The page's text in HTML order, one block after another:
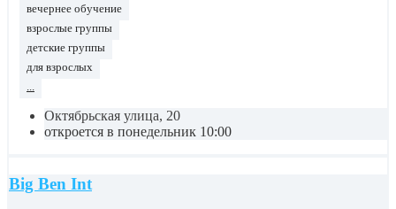
вечернее обучение
взрослые группы
детские группы
для взрослых
...
Октябрьская улица, 20
откроется в понедельник 10:00
Big Ben Int